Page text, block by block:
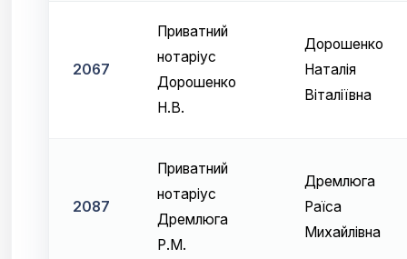
2067
Приватний
нотаріус
Дорошенко
Н.В.
Дорошенко
Наталія
Віталіївна
2087
Приватний
нотаріус
Дремлюга
Р.М.
Дремлюга
Раїса
Михайлівна